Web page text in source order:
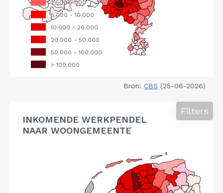
Bron: CBS (25-06-2026)
INKOMENDE WERKPENDEL
NAAR WOONGEMEENTE
Filters